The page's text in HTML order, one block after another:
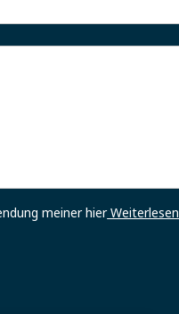
meiner hierWeiterlesen